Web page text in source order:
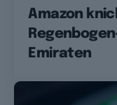
Amazon
Emiraten